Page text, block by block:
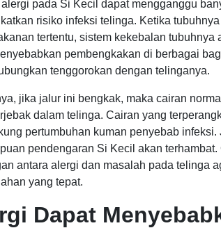
pada Si Kecil dapat mengganggu
risiko infeksi telinga. Ketika
tertentu, sistem kekebalan
pembengkakan di berbagai
tenggorokan dengan telinganya.
jika jalur ini bengkak, maka cairan
dalam telinga. Cairan yang
pertumbuhan kuman penyebab
pendengaran Si Kecil akan
antara alergi dan masalah pada telinga
yang tepat.
Dapat